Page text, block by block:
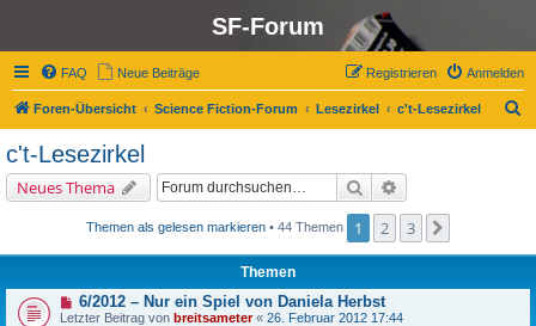
SF-Forum
FAQ Neue Beiträge Anmelden
Registrieren
Foren-Übersicht Science Fiction-Forum Lesezirkel c't-Lesezirkel
c't-Lesezirkel
Neues Thema Suche
Themen als gelesen markieren • 44 Themen 1 2 3
Themen
6/2012 – Nur ein Spiel von Daniela Herbst
Letzter Beitrag von breitsameter« 26. Februar 2012 17:44